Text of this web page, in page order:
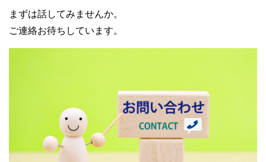
まずは話してみませんか。
ご連絡お待ちしています。